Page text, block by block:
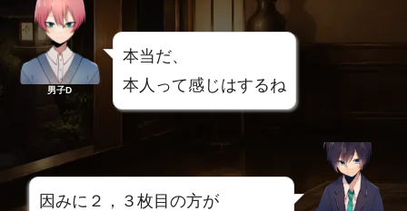
男子D
本当だ、
本人って感じはするね
因みに２，３枚目の方が